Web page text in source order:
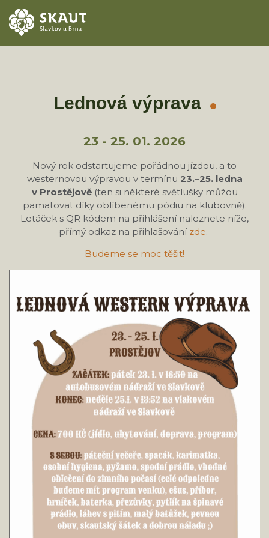
KONTAKTY
TÁBORY
Lednová výprava
23 - 25. 01. 2026
Nový rok odstartujeme pořádnou jízdou, a to
westernovou výpravou v termínu 23.–25. ledna
v Prostějově(ten si některé světlušky můžou
pamatovat díky oblíbenému pódiu na klubovně).
Letáček s QR kódem na přihlášení naleznete níže,
přímý odkaz na přihlašování zde.
Budeme se moc těšit!